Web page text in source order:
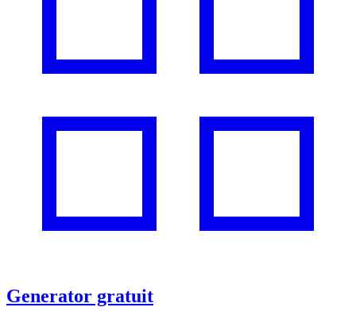
Generator gratuit